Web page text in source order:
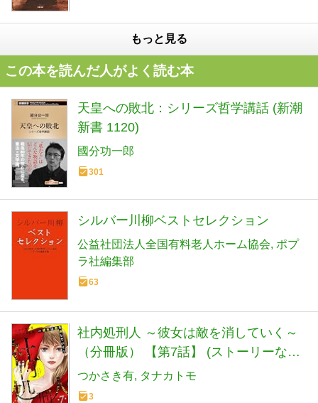
もっと見る
この本を読んだ人がよく読む本
天皇への敗北：シリーズ哲学講話 (新潮
新書 1120)
國分功一郎
301
シルバー川柳ベストセレクション
公益社団法人全国有料老人ホーム協会 ポプ
ラ社編集部
63
社内処刑人 ～彼女は敵を消していく～
（分冊版） 【第7話】 (ストーリーな女
たち)
つかさき有 タナカトモ
3